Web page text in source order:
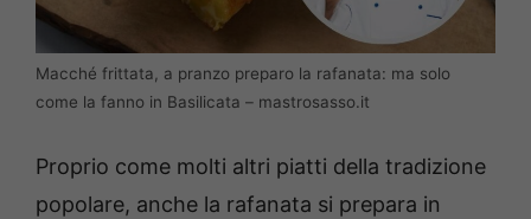
Macché frittata, a pranzo preparo la rafanata: ma solo
come la fanno in Basilicata – mastrosasso.it
Proprio come molti altri piatti della tradizione
popolare, anche la rafanata si prepara in